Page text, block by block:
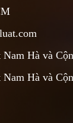
Hà và
Hà và